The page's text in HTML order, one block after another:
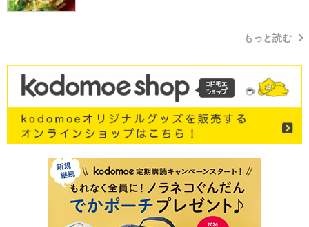
もっと読む